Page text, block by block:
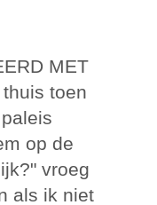
MET
toen
op de
vroeg
als ik niet